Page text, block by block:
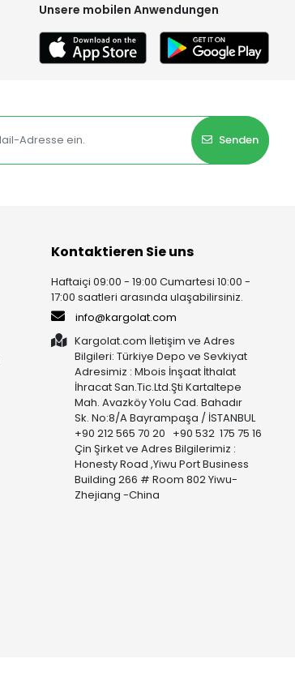
Unsere mobilen Anwendungen
Senden
Kontaktieren Sie uns
Haftaiçi 09:00 - 19:00 Cumartesi 10:00 -
17:00 saatleri arasında ulaşabilirsiniz.
info@kargolat.com
Kargolat.com İletişim ve Adres
Bilgileri: Türkiye Depo ve Sevkiyat
Adresimiz : Mbois İnşaat İthalat
İhracat San.Tic.Ltd.Şti Kartaltepe
Mah. Avazköy Yolu Cad. Bahadır
Sk. No:8/A Bayrampaşa / İSTANBUL
+90 212 565 70 20 +90 532 175 75 16
Çin Şirket ve Adres Bilgilerimiz :
Honesty Road ,Yiwu Port Business
Building 266 # Room 802 Yiwu-
Zhejiang -China